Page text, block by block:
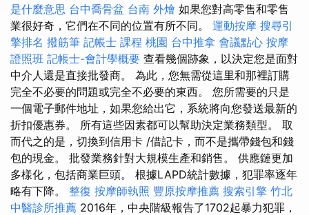
是什麼意思 台中喬骨盆 台南 外燴 如果您對高零售和零售
業很好奇，它們在不同的位置有所不同。 運動按摩 搜尋引
擎排名 撥筋筆 記帳士 課程 桃園 台中推拿 會議點心 按摩
證照班 記帳士-會計學概要 查看幾個跡象，以決定您是面對
中介人還是直接批發商。 為此，您無需從這里和那裡訂購
完全不必要的問題或完全不必要的東西。 您所需要的只是
一個電子郵件地址，如果您給出它，系統將向您發送最新的
折扣優惠券。 所有這些因素都可以幫助決定業務類型。 取
而代之的是，切換到信用卡 /借記卡，而不是攜帶錢包和錢
包的現金。 批發業務針對大規模生產和銷售。 供應鏈更加
多樣化，包括商業巨頭。 根據LAPD統計數據，犯罪率逐年
略有下降。 整復 按摩師執照 豐原按摩推薦 搜索引擎 竹北
中醫診所推薦 2016年，中央階級報告了1702起暴力犯罪，